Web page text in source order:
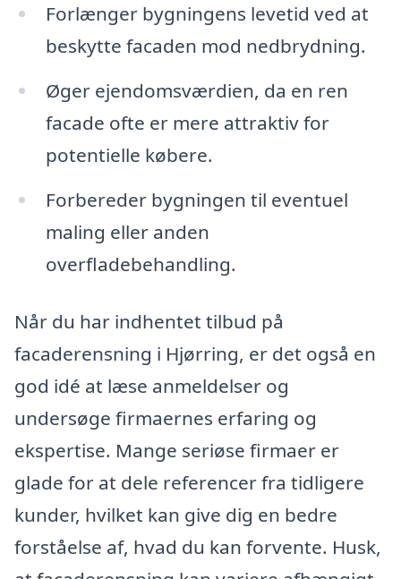
Forlænger bygningens levetid ved at
beskytte facaden mod nedbrydning.
Øger ejendomsværdien, da en ren
facade ofte er mere attraktiv for
potentielle købere.
Forbereder bygningen til eventuel
maling eller anden
overfladebehandling.
Når du har indhentet tilbud på
facaderensning i Hjørring, er det også en
god idé at læse anmeldelser og
undersøge firmaernes erfaring og
ekspertise. Mange seriøse firmaer er
glade for at dele referencer fra tidligere
kunder, hvilket kan give dig en bedre
forståelse af, hvad du kan forvente. Husk,